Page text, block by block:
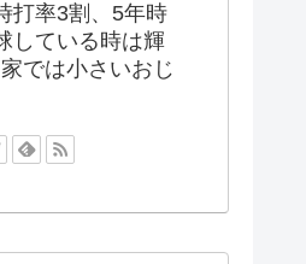
打率3割、5年時
している時は輝
では小さいおじ